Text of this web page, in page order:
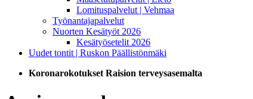
Lomituspalvelut | Vehmaa
Työnantajapalvelut
Nuorten Kesätyöt 2026
Kesätyösetelit 2026
Uudet tontit | Ruskon Päällistönmäki
Koronarokotukset Raision terveysasemalta